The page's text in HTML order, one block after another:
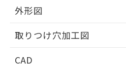
外形図
取りつけ穴加工図
CAD
欄に対応日を記載しており
既に当社にて対応品への
していることから、特段
り、2022年1月12日より割
す。